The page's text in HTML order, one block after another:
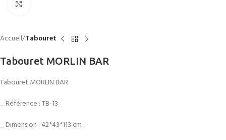
Accueil Tabouret
Tabouret MORLIN BAR
Tabouret MORLIN BAR
_ Référence : TB-13
_ Dimension : 42*43*113 cm